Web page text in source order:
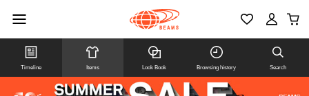
Timeline Items Look Book Browsing history Search